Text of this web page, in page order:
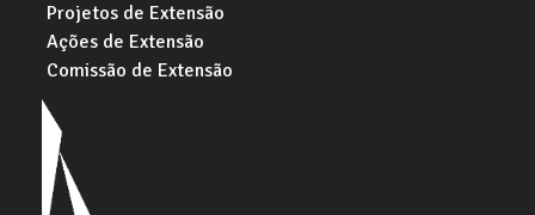
Projetos de Extensão
Ações de Extensão
Comissão de Extensão